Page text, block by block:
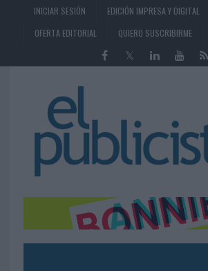
INICIAR SESIÓN EDICIÓN IMPRESA Y DIGITAL
OFERTA EDITORIAL
QUIERO SUSCRIBIRME